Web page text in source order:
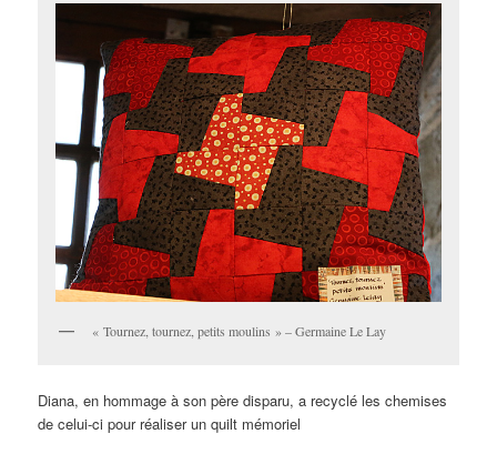
« Tournez, tournez, petits moulins » – Germaine Le Lay
Diana, en hommage à son père disparu, a recyclé les chemises
de celui-ci pour réaliser un quilt mémoriel